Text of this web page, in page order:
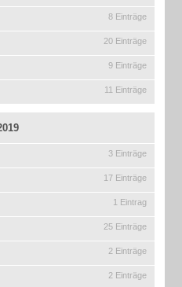
8 Einträge
20 Einträge
9 Einträge
11 Einträge
3 Einträge
17 Einträge
1 Eintrag
25 Einträge
2 Einträge
2 Einträge